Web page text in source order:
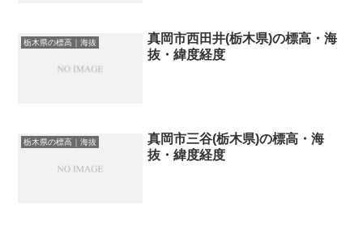
栃木県の標高｜海抜
真岡市西田井(栃木県)の標高・海
抜・緯度経度
栃木県の標高｜海抜
真岡市三谷(栃木県)の標高・海
抜・緯度経度